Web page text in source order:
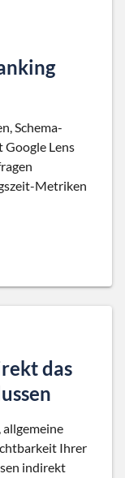
Schema-
Google Lens
Metriken
das
allgemeine
Ihrer
indirekt